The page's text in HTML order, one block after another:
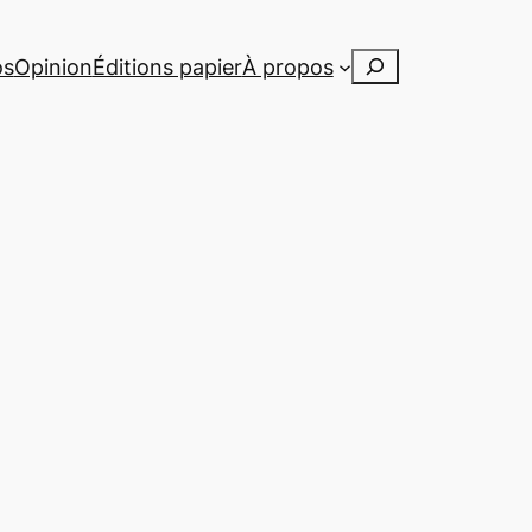
OpinionÉditions papierÀ propos Rechercher